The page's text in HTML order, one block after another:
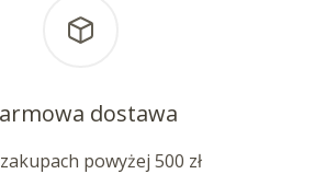
dostawa
powyżej 500 zł